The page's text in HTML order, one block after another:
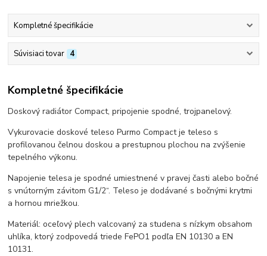
Kompletné špecifikácie
Súvisiaci tovar 4
Kompletné špecifikácie
Doskový radiátor Compact, pripojenie spodné, trojpanelový.
Vykurovacie doskové teleso Purmo Compact je teleso s
profilovanou čelnou doskou a prestupnou plochou na zvýšenie
tepelného výkonu.
Napojenie telesa je spodné umiestnené v pravej časti alebo bočné
s vnútorným závitom G1/2“. Teleso je dodávané s bočnými krytmi
a hornou mriežkou.
Materiál: oceľový plech valcovaný za studena s nízkym obsahom
uhlíka, ktorý zodpovedá triede FePO1 podľa EN 10130 a EN
10131.